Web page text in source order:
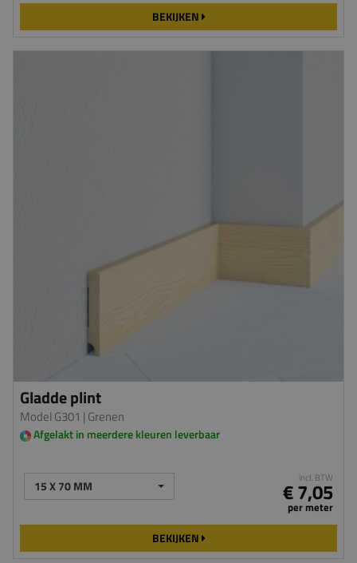
BEKIJKEN
Gladde plint
Model G301 | Grenen
Afgelakt in meerdere kleuren leverbaar
15 X 70 MM incl. BTW
€ 7,05
per meter
BEKIJKEN